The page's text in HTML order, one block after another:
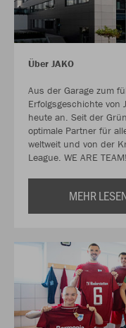
Über JAKO
Aus der Garage zum
Erfolgsgeschichte von
heute an. Seit der
optimale Partner für
weltweit und von der
League. WE ARE TEAM!
MEHR